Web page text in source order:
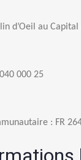
d’Oeil au
000 25
: FR